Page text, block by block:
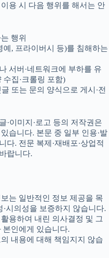
용 시 다음 행위를 해서는 안
행위
, 프라이버시 등)를 침해하는
서버·네트워크에 부하를 유
집·크롤링 포함)
또는 문의 양식으로 게시·전
·이미지·로고 등의 저작권은
습니다. 본문 중 일부 인용·발
다. 전문 복제·재배포·상업적
랍니다.
는 일반적인 정보 제공을 목
·시의성을 보증하지 않습니다.
용하여 내린 의사결정 및 그
본인에게 있습니다.
내용에 대해 책임지지 않습